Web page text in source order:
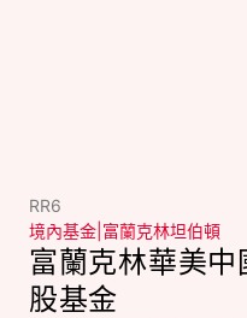
RR6
境內基金 富蘭克林坦伯頓
富蘭克林華美
股基金